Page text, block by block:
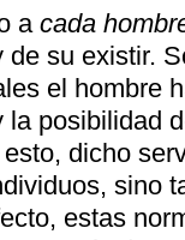
a cada
su existir.
el hombre
posibilidad
dicho
sino
estas